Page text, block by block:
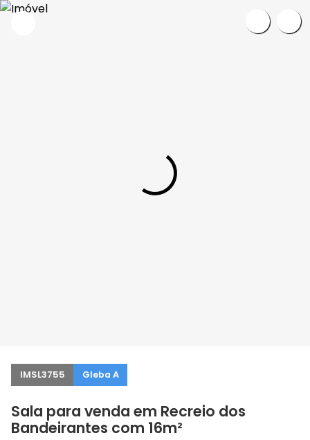
IMSL3755 Gleba A
Sala para venda em Recreio dos
Bandeirantes com 16m²